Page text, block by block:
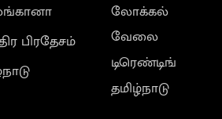
பிரதேசம்
லோக்கல்
வேலை
டிரெண்டிங்
தமிழ்நாடு